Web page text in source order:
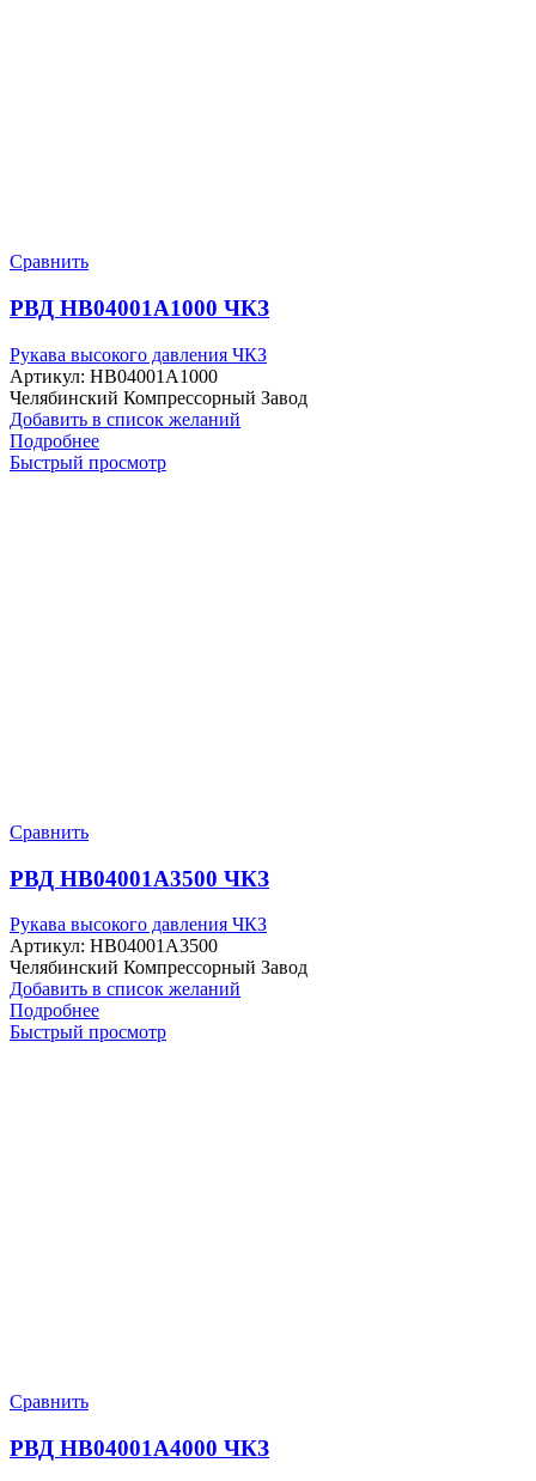
Сравнить
РВД HB04001A1000 ЧКЗ
Рукава высокого давления ЧКЗ
Артикул: HB04001A1000
Челябинский Компрессорный Завод
Добавить в список желаний
Подробнее
Быстрый просмотр
Сравнить
РВД HB04001A3500 ЧКЗ
Рукава высокого давления ЧКЗ
Артикул: HB04001A3500
Челябинский Компрессорный Завод
Добавить в список желаний
Подробнее
Быстрый просмотр
Сравнить
РВД HB04001A4000 ЧКЗ